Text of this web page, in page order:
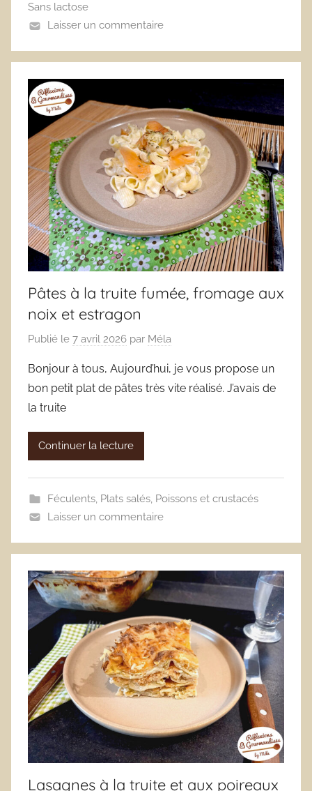
Sans lactose
Laisser un commentaire
Pâtes à la truite fumée, fromage aux
noix et estragon
Publié le 7 avril 2026 par Méla
Bonjour à tous, Aujourd’hui, je vous propose un
bon petit plat de pâtes très vite réalisé. J’avais de
la truite
Continuer la lecture
Féculents, Plats salés, Poissons et crustacés
Laisser un commentaire
Lasagnes à la truite et aux poireaux